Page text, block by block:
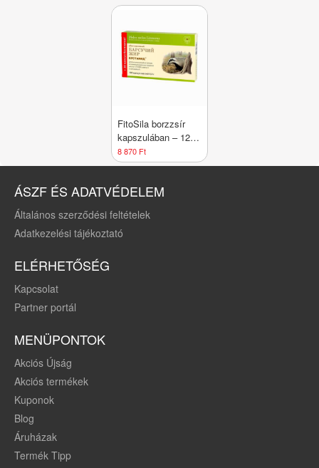
FitoSila borzzsír
kapszulában – 120
kapszula
8 870 Ft
ÁSZF ÉS ADATVÉDELEM
Általános szerződési feltételek
Adatkezelési tájékoztató
ELÉRHETŐSÉG
Kapcsolat
Partner portál
MENÜPONTOK
Akciós Újság
Akciós termékek
Kuponok
Blog
Áruházak
Termék Tipp